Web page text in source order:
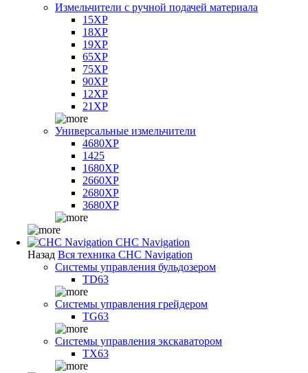
Измельчители с ручной подачей материала
15XP
18XP
19XP
65XP
75XP
90XP
12XP
21XP
Универсальные измельчители
4680XP
1425
1680XP
2660XP
2680XP
3680XP
CHC Navigation
Назад Вся техника CHC Navigation
Системы управления бульдозером
TD63
Системы управления грейдером
TG63
Системы управления экскаватором
TX63